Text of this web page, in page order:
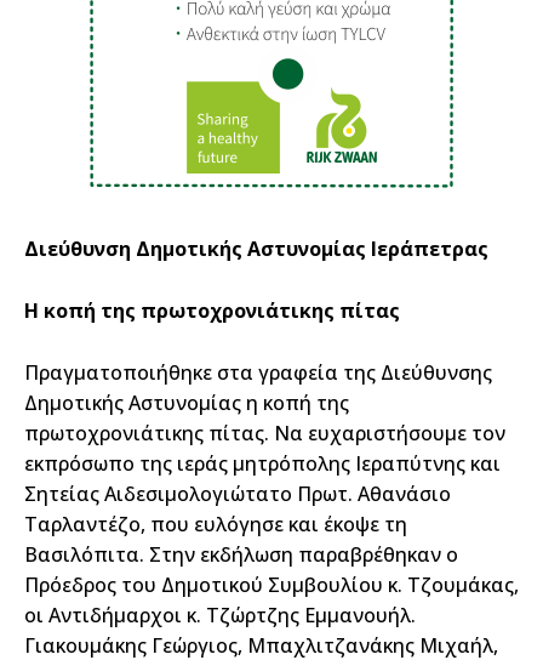
Διεύθυνση Δημοτικής Αστυνομίας Ιεράπετρας
Η κοπή της πρωτοχρονιάτικης πίτας
Πραγματοποιήθηκε στα γραφεία της Διεύθυνσης
Δημοτικής Αστυνομίας η κοπή της
πρωτοχρονιάτικης πίτας. Να ευχαριστήσουμε τον
εκπρόσωπο της ιεράς μητρόπολης Ιεραπύτνης και
Σητείας Αιδεσιμολογιώτατο Πρωτ. Αθανάσιο
Ταρλαντέζο, που ευλόγησε και έκοψε τη
Βασιλόπιτα. Στην εκδήλωση παραβρέθηκαν ο
Πρόεδρος του Δημοτικού Συμβουλίου κ. Τζουμάκας,
οι Αντιδήμαρχοι κ. Τζώρτζης Εμμανουήλ.
Γιακουμάκης Γεώργιος, Μπαχλιτζανάκης Μιχαήλ,